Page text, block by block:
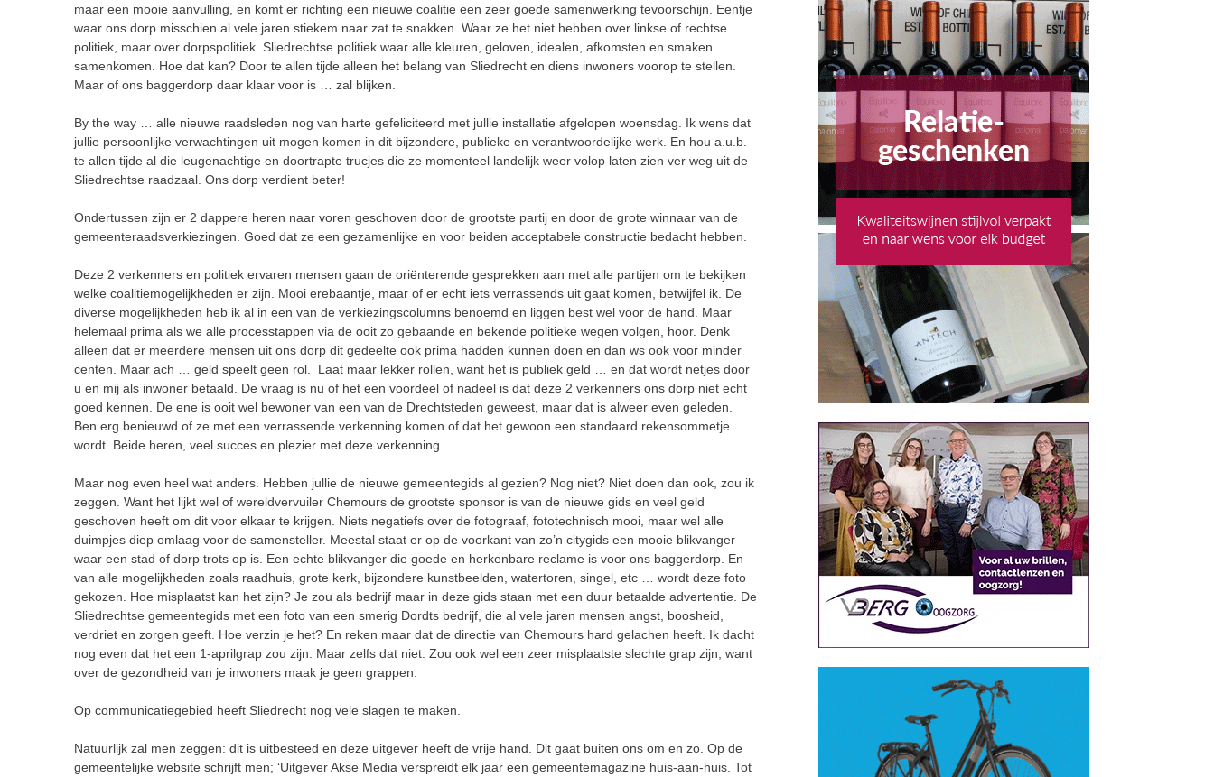
maar een mooie aanvulling, en komt er richting een nieuwe coalitie een zeer goede samenwerking tevoorschijn. Eentje
waar ons dorp misschien al vele jaren stiekem naar zat te snakken. Waar ze het niet hebben over linkse of rechtse
politiek, maar over dorpspolitiek. Sliedrechtse politiek waar alle kleuren, geloven, idealen, afkomsten en smaken
samenkomen. Hoe dat kan? Door te allen tijde alleen het belang van Sliedrecht en diens inwoners voorop te stellen.
Maar of ons baggerdorp daar klaar voor is … zal blijken.
By the way … alle nieuwe raadsleden nog van harte gefeliciteerd met jullie installatie afgelopen woensdag. Ik wens dat
jullie persoonlijke verwachtingen uit mogen komen in dit bijzondere, publieke en verantwoordelijke werk. En hou a.u.b.
te allen tijde al die leugenachtige en doortrapte trucjes die ze momenteel landelijk weer volop laten zien ver weg uit de
Sliedrechtse raadzaal. Ons dorp verdient beter!
Ondertussen zijn er 2 dappere heren naar voren geschoven door de grootste partij en door de grote winnaar van de
gemeenteraadsverkiezingen. Goed dat ze een gezamenlijke en voor beiden acceptabele constructie bedacht hebben.
Deze 2 verkenners en politiek ervaren mensen gaan de oriënterende gesprekken aan met alle partijen om te bekijken
welke coalitiemogelijkheden er zijn. Mooi erebaantje, maar of er echt iets verrassends uit gaat komen, betwijfel ik. De
diverse mogelijkheden heb ik al in een van de verkiezingscolumns benoemd en liggen best wel voor de hand. Maar
helemaal prima als we alle processtappen via de ooit zo gebaande en bekende politieke wegen volgen, hoor. Denk
alleen dat er meerdere mensen uit ons dorp dit gedeelte ook prima hadden kunnen doen en dan ws ook voor minder
centen. Maar ach … geld speelt geen rol. Laat maar lekker rollen, want het is publiek geld … en dat wordt netjes door
u en mij als inwoner betaald. De vraag is nu of het een voordeel of nadeel is dat deze 2 verkenners ons dorp niet echt
goed kennen. De ene is ooit wel bewoner van een van de Drechtsteden geweest, maar dat is alweer even geleden.
Ben erg benieuwd of ze met een verrassende verkenning komen of dat het gewoon een standaard rekensommetje
wordt. Beide heren, veel succes en plezier met deze verkenning.
Maar nog even heel wat anders. Hebben jullie de nieuwe gemeentegids al gezien? Nog niet? Niet doen dan ook, zou ik
zeggen. Want het lijkt wel of wereldvervuiler Chemours de grootste sponsor is van de nieuwe gids en veel geld
geschoven heeft om dit voor elkaar te krijgen. Niets negatiefs over de fotograaf, fototechnisch mooi, maar wel alle
duimpjes diep omlaag voor de samensteller. Meestal staat er op de voorkant van zo’n citygids een mooie blikvanger
waar een stad of dorp trots op is. Een echte blikvanger die goede en herkenbare reclame is voor ons baggerdorp. En
van alle mogelijkheden zoals raadhuis, grote kerk, bijzondere kunstbeelden, watertoren, singel, etc … wordt deze foto
gekozen. Hoe misplaatst kan het zijn? Je zou als bedrijf maar in deze gids staan met een duur betaalde advertentie. De
Sliedrechtse gemeentegids met een foto van een smerig Dordts bedrijf, die al vele jaren mensen angst, boosheid,
verdriet en zorgen geeft. Hoe verzin je het? En reken maar dat de directie van Chemours hard gelachen heeft. Ik dacht
nog even dat het een 1-aprilgrap zou zijn. Maar zelfs dat niet. Zou ook wel een zeer misplaatste slechte grap zijn, want
over de gezondheid van je inwoners maak je geen grappen.
Op communicatiegebied heeft Sliedrecht nog vele slagen te maken.
Natuurlijk zal men zeggen: dit is uitbesteed en deze uitgever heeft de vrije hand. Dit gaat buiten ons om en zo. Op de
gemeentelijke website schrijft men; ‘Uitgever Akse Media verspreidt elk jaar een gemeentemagazine huis-aan-huis. Tot